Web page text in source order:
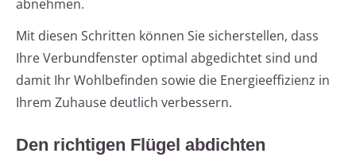
abnehmen.
Mit diesen Schritten können Sie sicherstellen, dass
Ihre Verbundfenster optimal abgedichtet sind und
damit Ihr Wohlbefinden sowie die Energieeffizienz in
Ihrem Zuhause deutlich verbessern.
Den richtigen Flügel abdichten